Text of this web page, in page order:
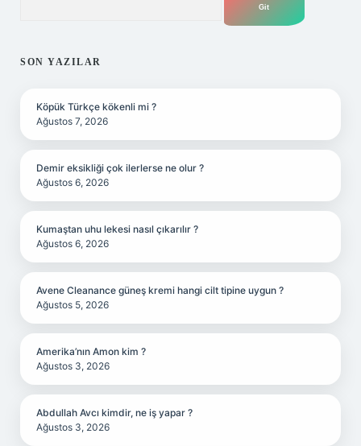
SON YAZILAR
Köpük Türkçe kökenli mi ?
Ağustos 7, 2026
Demir eksikliği çok ilerlerse ne olur ?
Ağustos 6, 2026
Kumaştan uhu lekesi nasıl çıkarılır ?
Ağustos 6, 2026
Avene Cleanance güneş kremi hangi cilt tipine uygun ?
Ağustos 5, 2026
Amerika’nın Amon kim ?
Ağustos 3, 2026
Abdullah Avcı kimdir, ne iş yapar ?
Ağustos 3, 2026